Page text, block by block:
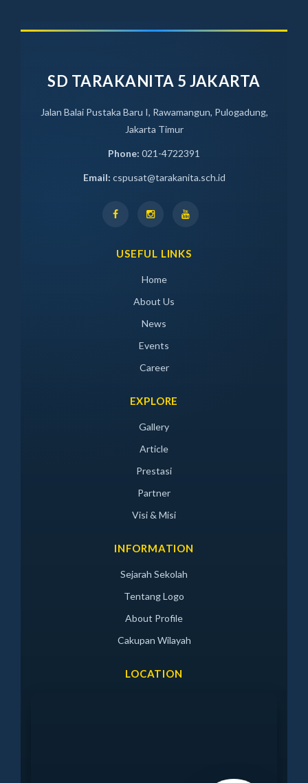
SD TARAKANITA 5 JAKARTA
Jalan Balai Pustaka Baru I, Rawamangun, Pulogadung,
Jakarta Timur
Phone: 021-4722391
Email: cspusat@tarakanita.sch.id
USEFUL LINKS
Home
About Us
News
Events
Career
EXPLORE
Gallery
Article
Prestasi
Partner
Visi & Misi
INFORMATION
Sejarah Sekolah
Tentang Logo
About Profile
Cakupan Wilayah
LOCATION